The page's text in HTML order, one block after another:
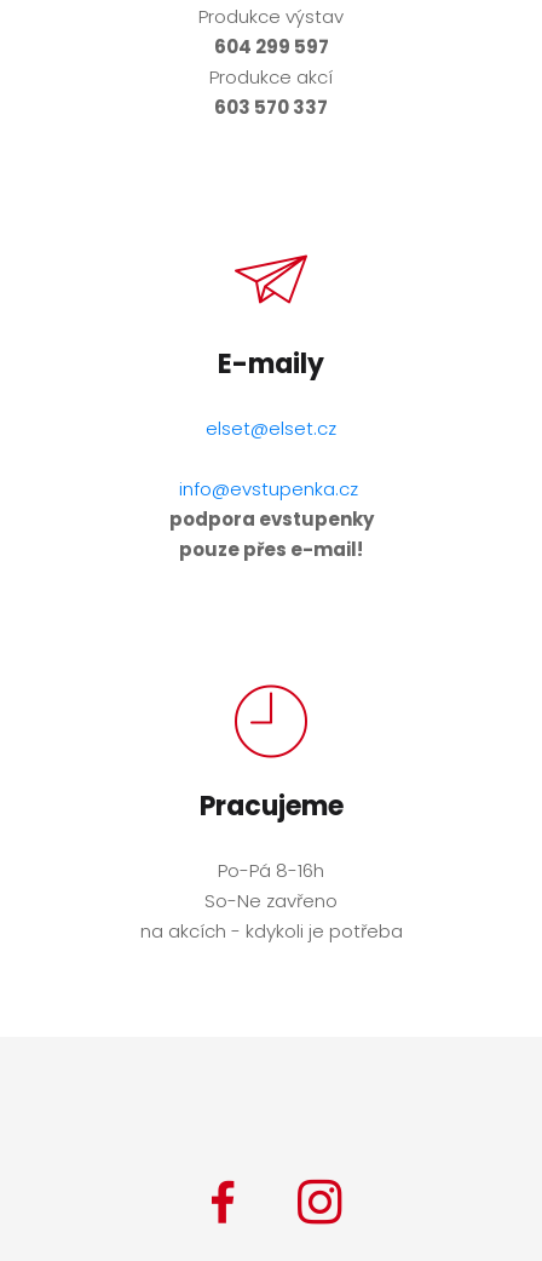
Produkce výstav
604 299 597
Produkce akcí
603 570 337
E-maily
elset@elset.cz
info@evstupenka.cz
podpora evstupenky
pouze přes e-mail!
Pracujeme
Po-Pá 8-16h
So-Ne zavřeno
na akcích - kdykoli je potřeba